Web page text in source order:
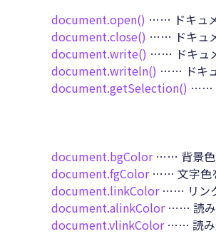
document.open() …… ドキュ
document.close() …… ドキュ
document.write() …… ドキュ
document.writeln() …… ドキ
document.getSelection() ……
document.bgColor…… 背景色
document.fgColor…… 文字色
document.linkColor…… リン
document.alinkColor…… 読み
document.vlinkColor…… 読み